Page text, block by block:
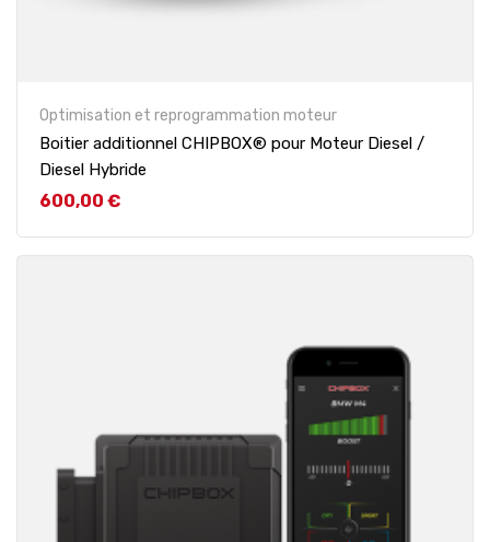
Optimisation et reprogrammation moteur
Boitier additionnel CHIPBOX® pour Moteur Diesel /
Diesel Hybride
Prix
600,00 €